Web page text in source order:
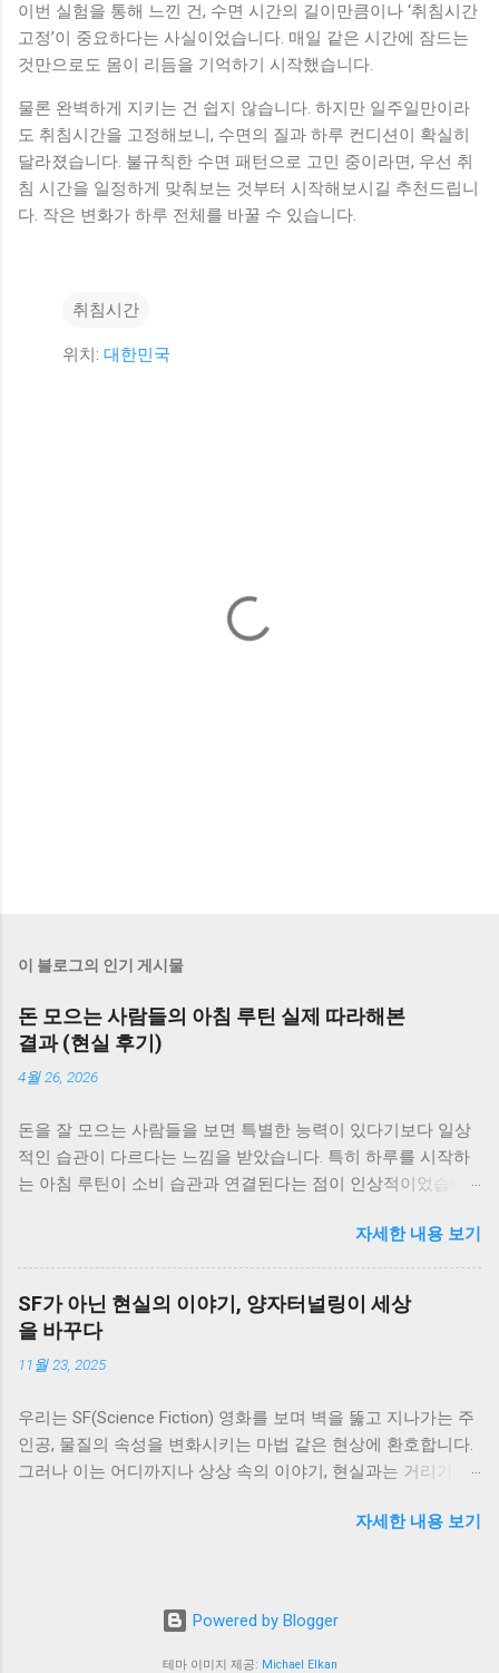
이번 실험을 통해 느낀 건, 수면 시간의 길이만큼이나 ‘취침시간
고정’이 중요하다는 사실이었습니다. 매일 같은 시간에 잠드는
것만으로도 몸이 리듬을 기억하기 시작했습니다.
물론 완벽하게 지키는 건 쉽지 않습니다. 하지만 일주일만이라
도 취침시간을 고정해보니, 수면의 질과 하루 컨디션이 확실히
달라졌습니다. 불규칙한 수면 패턴으로 고민 중이라면, 우선 취
침 시간을 일정하게 맞춰보는 것부터 시작해보시길 추천드립니
다. 작은 변화가 하루 전체를 바꿀 수 있습니다.
취침시간
위치: 대한민국
이 블로그의 인기 게시물
돈 모으는 사람들의 아침 루틴 실제 따라해본
결과 (현실 후기)
4월 26, 2026
돈을 잘 모으는 사람들을 보면 특별한 능력이 있다기보다 일상
적인 습관이 다르다는 느낌을 받았습니다. 특히 하루를 시작하
는 아침 루틴이 소비 습관과 연결된다는 점이 인상적이었습니
생활에 적용해봤고, 그 결과 어떤 변화가 있었는지 정리해보려
고 합니다. 아침 루틴을 바꾸게 된 이유 이전에는 아침에 급하게
준비하고 바로 하루를 시작하는 패턴이었습니다. 여유가 없다
보니 계획 없이 하루를 보내는 경우가 많았고, 그만큼 소비도 즉
흥적으로 이루어졌습니다. 이런 흐름을 바꾸기 위해 아침 시간
을 활용하기 시작했습니다. 1. 하루 지출 계획 세우기 아침에 간
액이 아니더라도 어떤 지출이 예정되어 있는지 미리 생각해보
는 것이 중요했습니다. 이 과정을 통해 불필요한 소비를 사전에
줄일 수 있었습니다. 2. 계좌 잔액 확인하기 하루를 시작하면서
이지만 소비에 대한 인식을 높이는 데 도움이 됐습니다. 이 습관
이고, 집에서 간단하게 음료를 준비하는 방식으로 바꿨습니다.
이는 데 도움이 됐습니다. 4. 소비 기준 한 번 더 생각하기 하루
자세한 내용 보기
SF가 아닌 현실의 이야기, 양자터널링이 세상
을 바꾸다
11월 23, 2025
우리는 SF(Science Fiction) 영화를 보며 벽을 뚫고 지나가는 주
인공, 물질의 속성을 변화시키는 마법 같은 현상에 환호합니다.
그러나 이는 어디까지나 상상 속의 이야기, 현실과는 거리가 멀
현상이 사실은 우리 현실을 지배하고 있으며, 첨단 기술을 움직
가 부족하여 통과할 수 없는 물리적인 장벽이 있음에도 불구하
고, 미세한 입자가 마치 유령처럼 장벽을 뚫고 반대편에 나타나
는 현상. 이는 공상 과학보다 더 공상 과학 같지만, 실제로 우리
자세한 내용 보기
Powered by Blogger
테마 이미지 제공: Michael Elkan